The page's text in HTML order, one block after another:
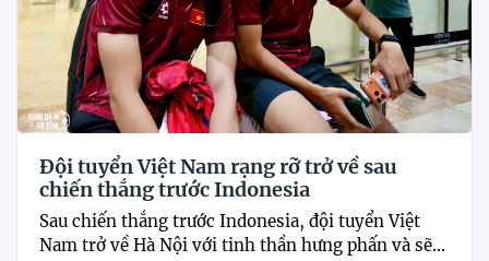
Đội tuyển Việt Nam rạng rỡ trở về sau
chiến thắng trước Indonesia
Sau chiến thắng trước Indonesia, đội tuyển Việt
Nam trở về Hà Nội với tinh thần hưng phấn và sẽ...